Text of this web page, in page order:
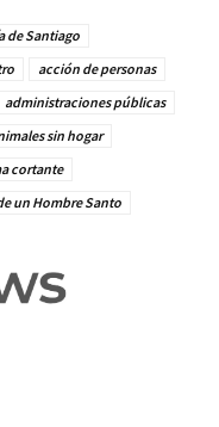
de Santiago
acción de personas
administraciones públicas
sin hogar
cortante
un Hombre Santo